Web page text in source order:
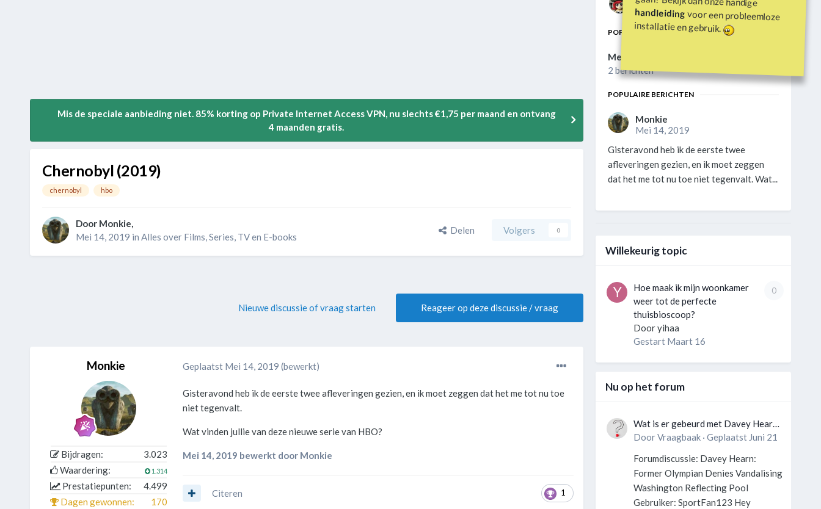
handleidingvoor een probleemloze
installatie en gebruik.
Mis de speciale aanbieding niet. 85% korting op Private Internet Access VPN, nu slechts €1,75 per maand en ontvang
4 maanden gratis.
Chernobyl (2019)
chernobyl hbo
Door Monkie,
Mei 14, 2019 in Alles over Films, Series, TV en E-books
Delen Volgers 0
Reageer op deze discussie / vraag
Nieuwe discussie of vraag starten
Monkie
Bijdragen:
3.023
Waardering:
1.314
Prestatiepunten:
4.499
Dagen gewonnen:
170
Geplaatst Mei 14, 2019 (bewerkt)
Gisteravond heb ik de eerste twee afleveringen gezien, en ik moet zeggen dat het me tot nu toe
niet tegenvalt.
Wat vinden jullie van deze nieuwe serie van HBO?
Mei 14, 2019 bewerkt door Monkie
1
Citeren
1 bericht
1 bericht
POPULAIRE DAGEN
Mei 14 2019
2 berichten
POPULAIRE BERICHTEN
Monkie
Mei 14, 2019
Gisteravond heb ik de eerste twee
afleveringen gezien, en ik moet zeggen
dat het me tot nu toe niet tegenvalt. Wat...
Willekeurig topic
0
Hoe maak ik mijn woonkamer
weer tot de perfecte
thuisbioscoop?
Dooryihaa
Gestart Maart 16
Nu op het forum
Wat is er gebeurd met Davey Hearn
en de vandalisatie van het
DoorVraagbaak· Geplaatst Juni 21
Forumdiscussie: Davey Hearn:
Former Olympian Denies Vandalising
Washington Reflecting Pool
Gebruiker: SportFan123 Hey